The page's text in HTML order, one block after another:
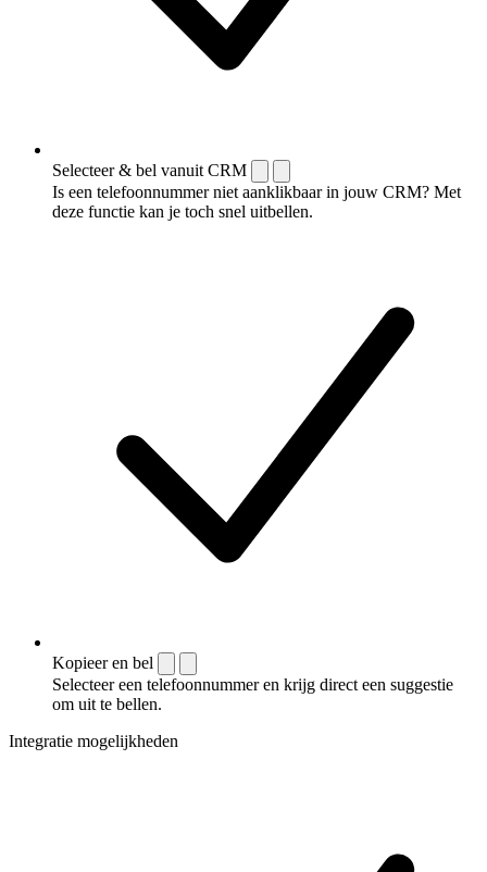
Selecteer & bel vanuit CRM
Is een telefoonnummer niet aanklikbaar in jouw CRM? Met
deze functie kan je toch snel uitbellen.
Kopieer en bel
Selecteer een telefoonnummer en krijg direct een suggestie
om uit te bellen.
Integratie mogelijkheden